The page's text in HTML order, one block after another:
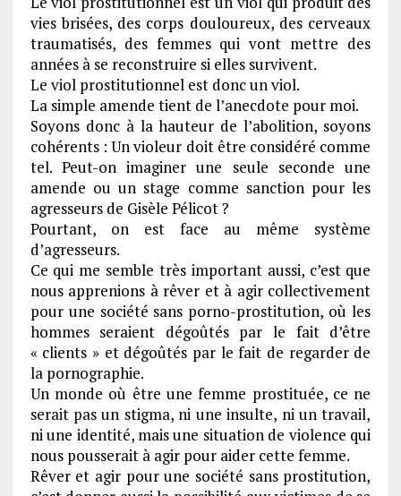
vies brisées, des corps douloureux, des cerveaux
traumatisés, des femmes qui vont mettre des
années à se reconstruire si elles survivent.
Le viol prostitutionnel est donc un viol.
La simple amende tient de l’anecdote pour moi.
Soyons donc à la hauteur de l’abolition, soyons
cohérents : Un violeur doit être considéré comme
tel. Peut-on imaginer une seule seconde une
amende ou un stage comme sanction pour les
agresseurs de Gisèle Pélicot ?
Pourtant, on est face au même système
d’agresseurs.
Ce qui me semble très important aussi, c’est que
nous apprenions à rêver et à agir collectivement
pour une société sans porno-prostitution, où les
hommes seraient dégoûtés par le fait d’être
« clients » et dégoûtés par le fait de regarder de
la pornographie.
Un monde où être une femme prostituée, ce ne
serait pas un stigma, ni une insulte, ni un travail,
ni une identité, mais une situation de violence qui
nous pousserait à agir pour aider cette femme.
Rêver et agir pour une société sans prostitution,